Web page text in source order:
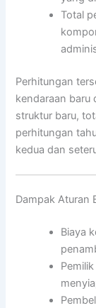
Total
Perhitungan
kendaraan baru
struktur baru,
perhitungan
kedua dan
Dampak Aturan
Biaya